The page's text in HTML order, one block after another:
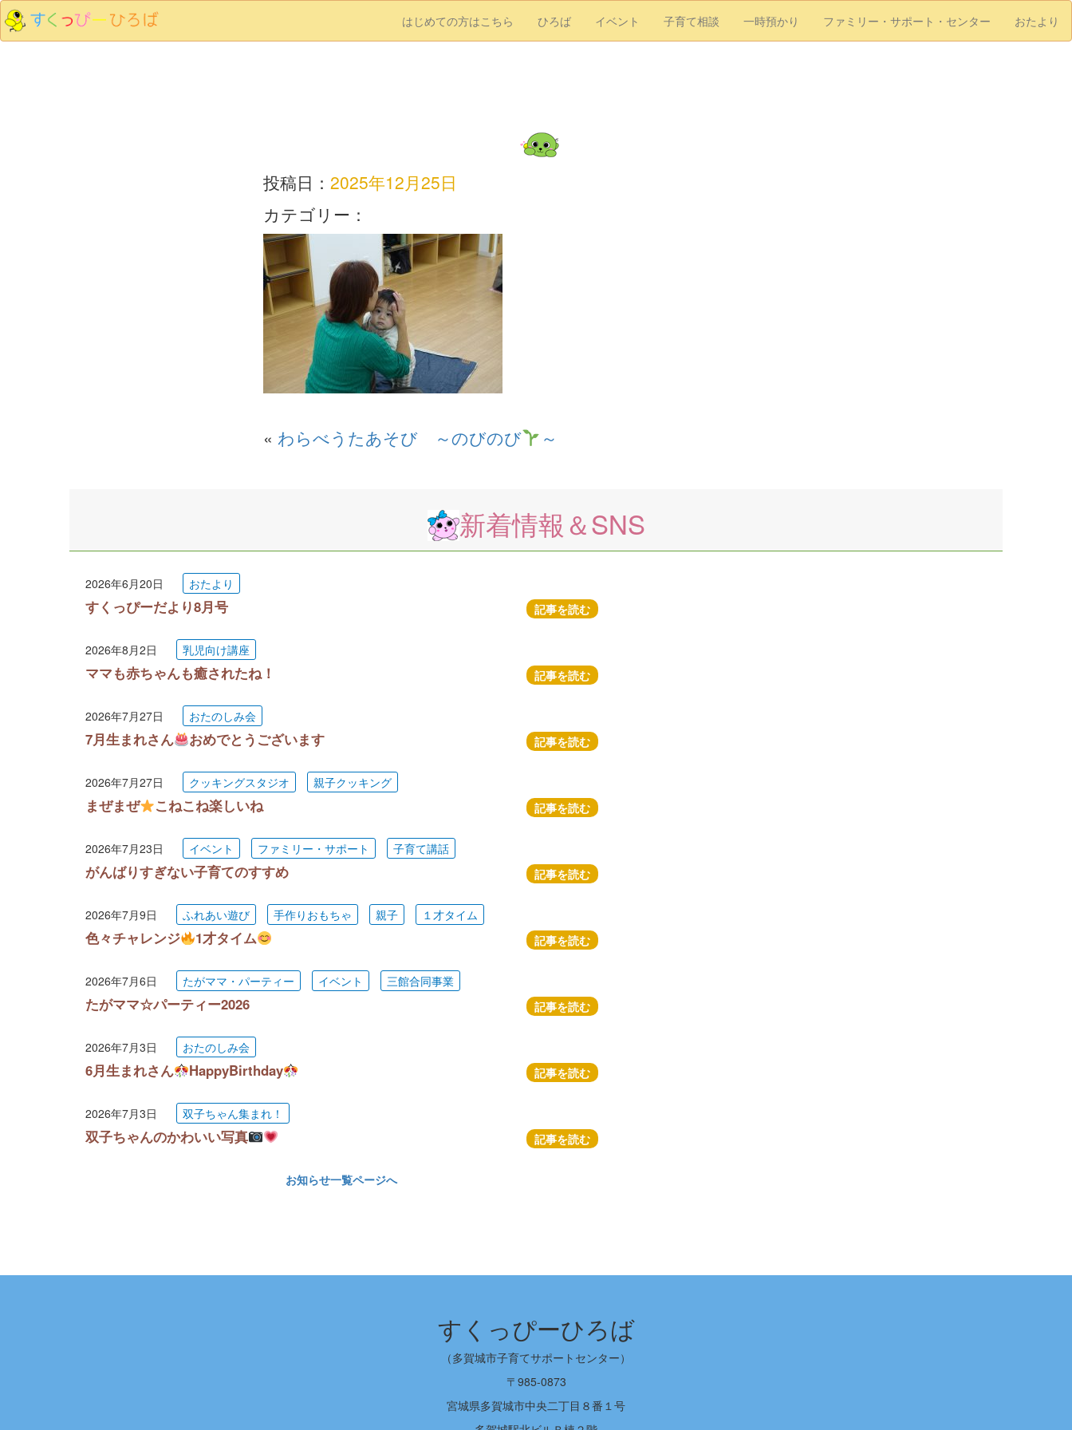
はじめての方はこちら ひろば イベント 子育て相談 一時預かり ファミリー・サポート・センター おたより
投稿日： 2025年12月25日
カテゴリー：
« わらべうたあそび ～のびのび ～
新着情報＆SNS
2026年6月20日 おたより
すくっぴーだより8月号 記事を読む
2026年8月2日 乳児向け講座
ママも赤ちゃんも癒されたね！ 記事を読む
2026年7月27日 おたのしみ会
7月生まれさん おめでとうございます 記事を読む
2026年7月27日 クッキングスタジオ 親子クッキング
まぜまぜ こねこね楽しいね 記事を読む
2026年7月23日 イベント ファミリー・サポート 子育て講話
がんばりすぎない子育てのすすめ 記事を読む
2026年7月9日 ふれあい遊び 手作りおもちゃ 親子 １才タイム
色々チャレンジ 1才タイム 記事を読む
2026年7月6日 たがママ・パーティー イベント 三館合同事業
たがママ☆パーティー2026 記事を読む
2026年7月3日 おたのしみ会
6月生まれさん HappyBirthday 記事を読む
2026年7月3日 双子ちゃん集まれ！
双子ちゃんのかわいい写真 記事を読む
お知らせ一覧ページへ
すくっぴーひろば
（多賀城市子育てサポートセンター）
〒985-0873
宮城県多賀城市中央二丁目８番１号